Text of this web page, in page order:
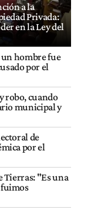
a la
Privada:
en la Ley del
hombre fue
por el
robo, cuando
municipal y
de
por el
Tierras: "Es una